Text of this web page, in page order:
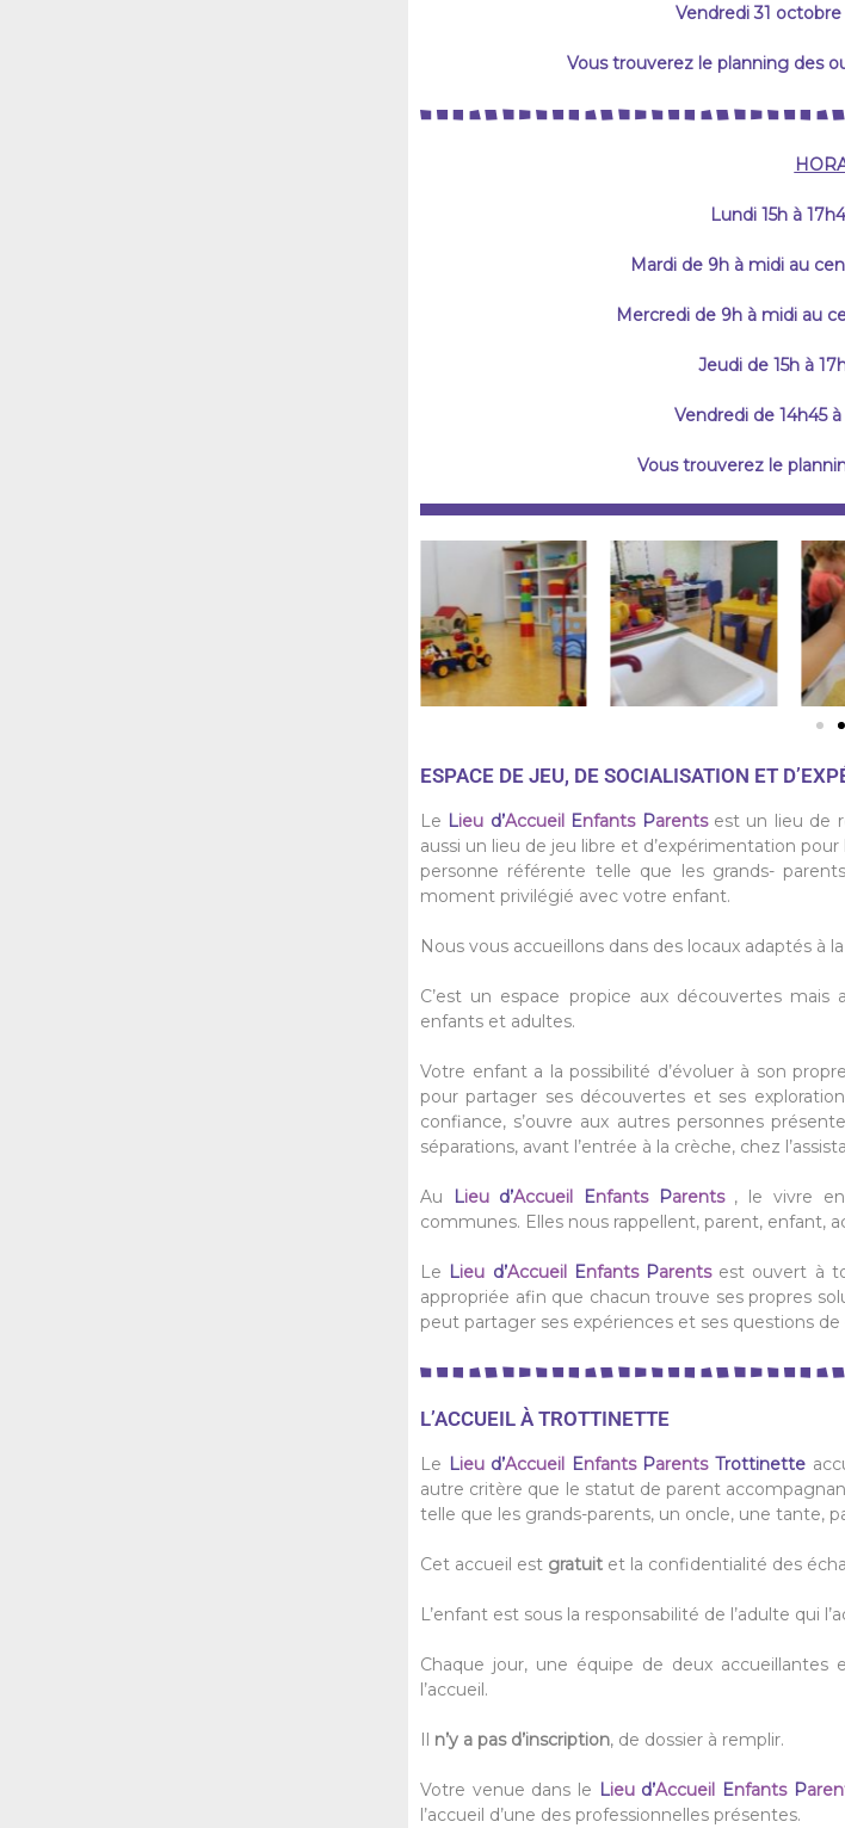
Vendredi 31
Vous trouverez le planning des
Lundi 15h à
Mardi de 9h à midi au
Mercredi de 9h à midi au
Jeudi de 15h à
Vendredi de 14h45
Vous trouverez le
ESPACE DE JEU, DE SOCIALISATION ET
Le Lieu d’Accueil Enfants Parentsest un lieu de
aussi un lieu de jeu libre et d’expérimentation
personne référente telle que les grands-
moment privilégié avec votre enfant.
Nous vous accueillons dans des locaux adaptés à
C’est un espace propice aux découvertes
enfants et adultes.
Votre enfant a la possibilité d’évoluer à son
pour partager ses découvertes et ses
confiance, s’ouvre aux autres personnes
séparations, avant l’entrée à la crèche, chez
Au Lieu d’Accueil Enfants Parents, le vivre
communes. Elles nous rappellent, parent, enfant,
Le Lieu d’Accueil Enfants Parentsest ouvert à
appropriée afin que chacun trouve ses propres
peut partager ses expériences et ses questions de
L’ACCUEIL À TROTTINETTE
Le Lieu d’Accueil Enfants ParentsTrottinette
autre critère que le statut de parent
telle que les grands-parents, un oncle, une tante,
Cet accueil est gratuit et la confidentialité des
L’enfant est sous la responsabilité de l’adulte qui
Chaque jour, une équipe de deux
l’accueil.
n’y a pas d’inscription, de dossier à remplir.
Votre venue dans le Lieu d’Accueil Enfants P
l’accueil d’une des professionnelles présentes.